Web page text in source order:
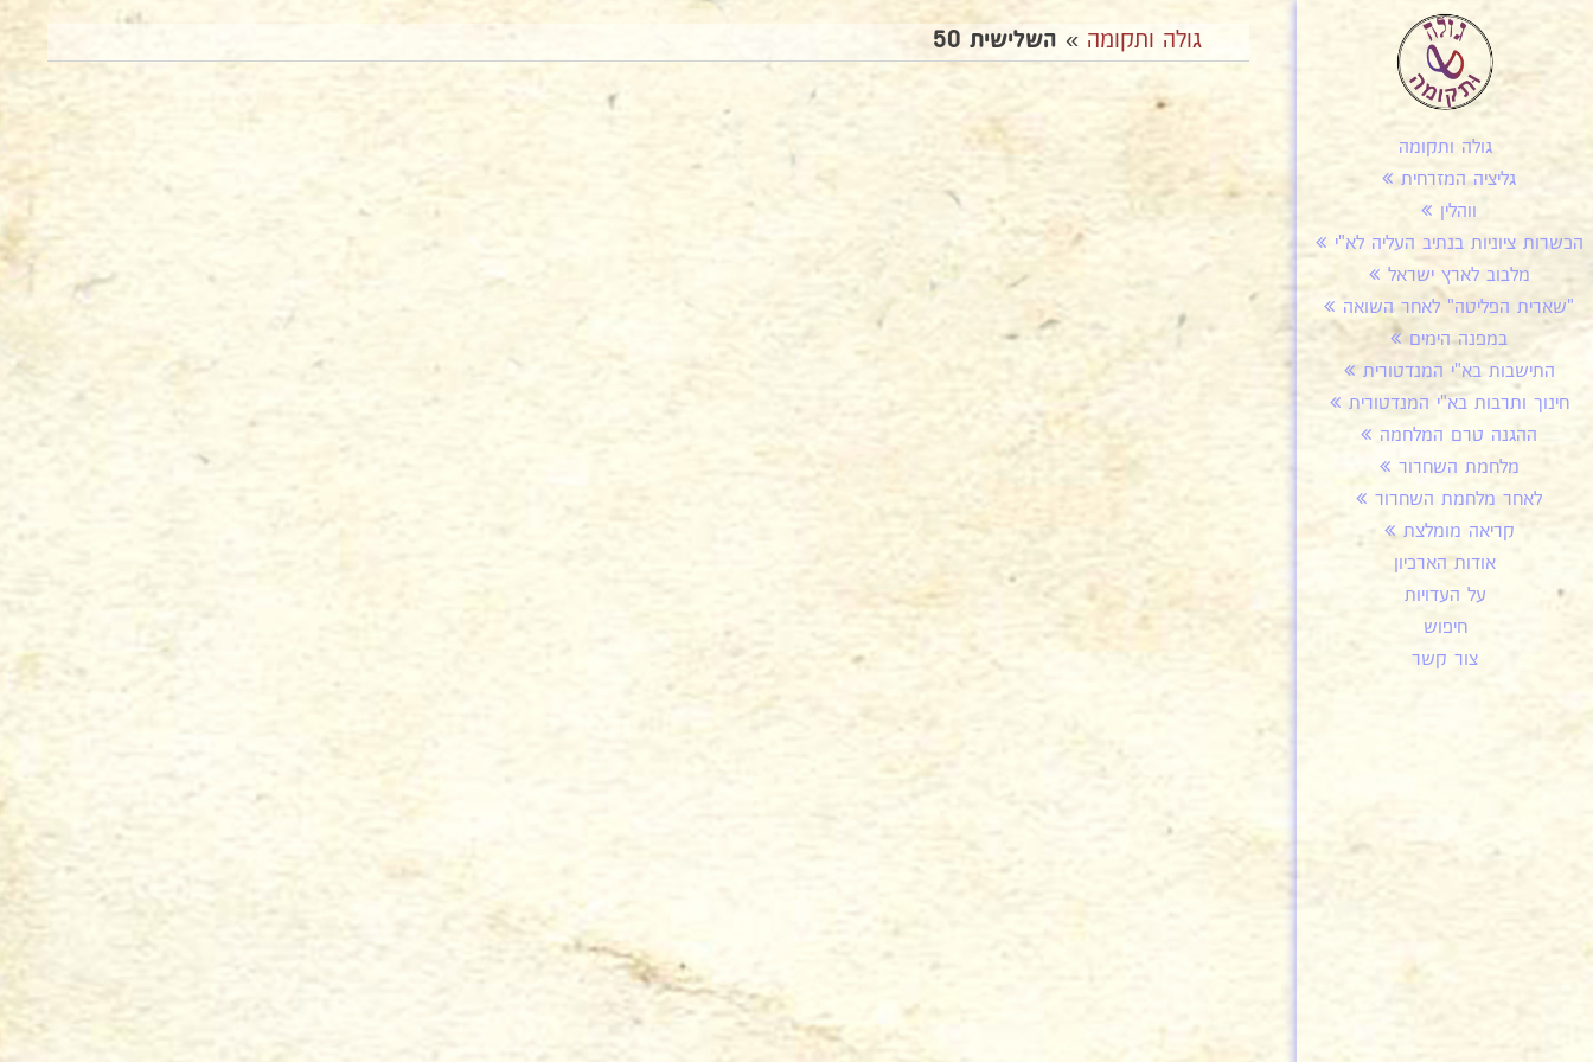
גולה ותקומה
גליציה המזרחית
ווהלין
הכשרות ציוניות בנתיב העליה לא"י
מלבוב לארץ ישראל
"שארית הפליטה" לאחר השואה
במפנה הימים
התישבות בא"י המנדטורית
חינוך ותרבות בא"י המנדטורית
ההגנה טרם המלחמה
מלחמת השחרור
לאחר מלחמת השחרור
קריאה מומלצת
אודות הארכיון
על העדויות
חיפוש
צור קשר
גולה ותקומה » השלישית 50